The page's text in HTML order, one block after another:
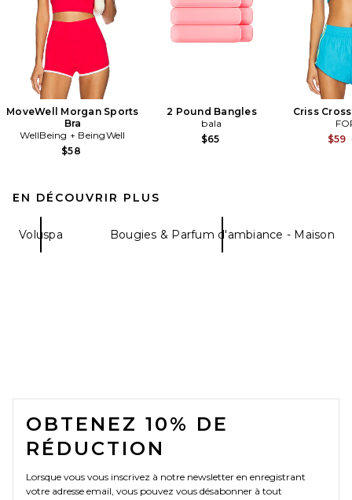
MoveWell Morgan Sports
Bra
WellBeing + BeingWell
$58
2 Pound Bangles
bala
$65
Criss
$59
EN DÉCOUVRIR PLUS
Voluspa Bougies & Parfum d'ambiance - Maison
FOOTER
OBTENEZ 10% DE
RÉDUCTION
Lorsque vous vous inscrivez à notre newsletter en enregistrant
votre adresse email, vous pouvez vous désabonner à tout